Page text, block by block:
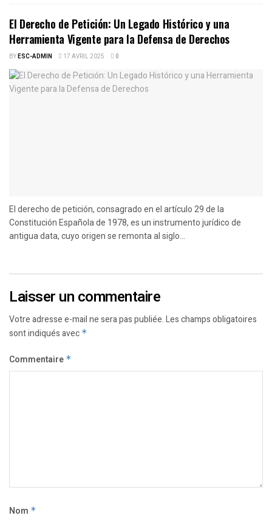
El Derecho de Petición: Un Legado Histórico y una
Herramienta Vigente para la Defensa de Derechos
BYESC-ADMIN 17 AVRIL 2025 0
El derecho de petición, consagrado en el artículo 29 de la
Constitución Española de 1978, es un instrumento jurídico de
antigua data, cuyo origen se remonta al siglo...
Laisser un commentaire
Votre adresse e-mail ne sera pas publiée.Les champs obligatoires
sont indiqués avec *
Commentaire *
Nom *